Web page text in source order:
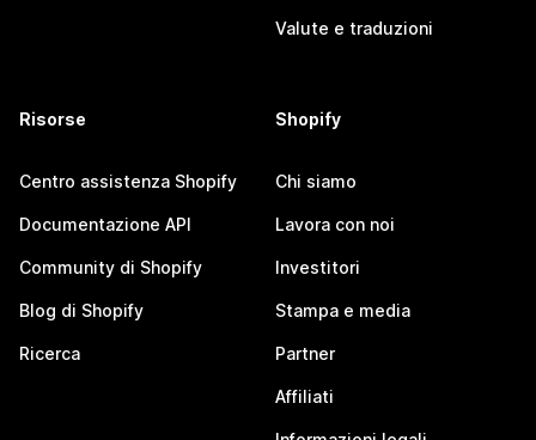
Valute e traduzioni
Risorse
Centro assistenza Shopify
Documentazione API
Community di Shopify
Blog di Shopify
Ricerca
Shopify
Chi siamo
Lavora con noi
Investitori
Stampa e media
Partner
Affiliati